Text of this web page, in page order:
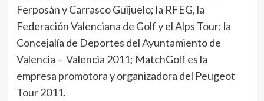
Ferposán y Carrasco Guijuelo; la RFEG, la
Federación Valenciana de Golf y el Alps Tour; la
Concejalía de Deportes del Ayuntamiento de
Valencia – Valencia 2011; MatchGolf es la
empresa promotora y organizadora del Peugeot
Tour 2011.